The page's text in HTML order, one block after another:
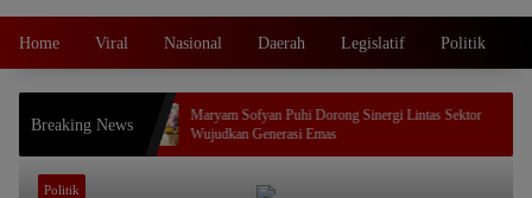
Home Viral Nasional Daerah Legislatif Politik
Breaking News
Dorong
Maryam Sofyan Puhi Dorong Sinergi Lintas Sektor
Wujudkan Generasi Emas
Politik